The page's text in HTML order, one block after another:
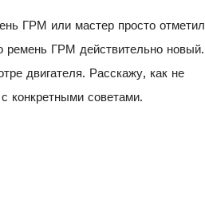
ГРМ или мастер просто отметил
ремень ГРМ действительно новый.
двигателя. Расскажу, как не
конкретными советами.